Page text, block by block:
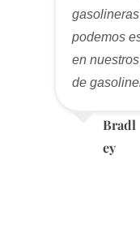
podemos
en
de
Bradl
ey